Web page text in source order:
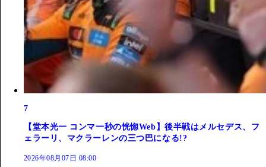
7
【堂本光一 コンマ一秒の恍惚Web】後半戦はメルセデス、フ
ェラーリ、マクラーレンの三つ巴になる!?
2026年08月07日 08:00